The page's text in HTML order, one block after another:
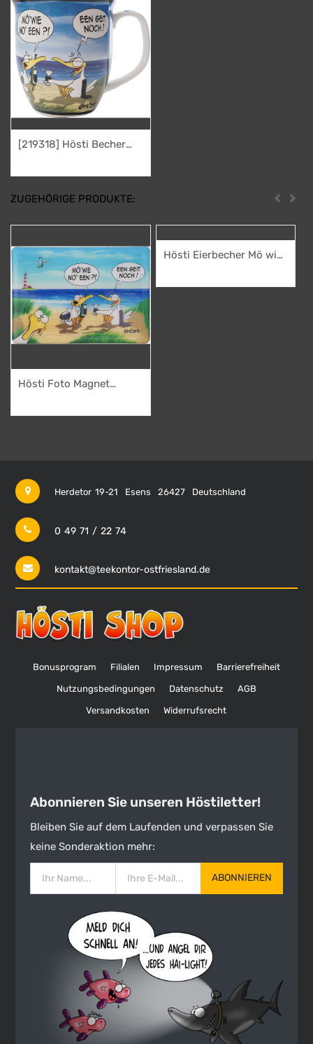
[219318] Hösti Becher
Porzellan
ZUGEHÖRIGE PRODUKTE: Zurück
Hösti Foto Magnet
Hösti Eierbecher Mö wie
Porzellan
Herdetor 19-21 Esens 26427 Deutschland
0 49 71 / 22 74
kontakt@teekontor-ostfriesland.de
Bonusprogram Filialen Impressum Barrierefreiheit
Nutzungsbedingungen Datenschutz AGB
Versandkosten Widerrufsrecht
Abonnieren Sie unseren Höstiletter!
Bleiben Sie auf dem Laufenden und verpassen Sie
keine Sonderaktion mehr:
ABONNIEREN